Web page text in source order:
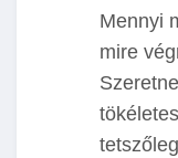
Mennyi
mire